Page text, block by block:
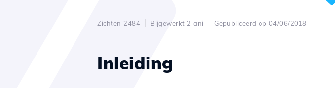
Zichten 2484 Bijgewerkt 2 ani Gepubliceerd op 04/06/2018
Inleiding